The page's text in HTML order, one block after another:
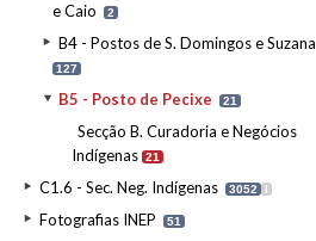
e Caio
2
B4 - Postos de S. Domingos e Suzana
127
B5 - Posto de Pecixe 21
Secção B. Curadoria e Negócios
Indígenas 21
C1.6 - Sec. Neg. Indígenas 3052 I
Fotografias INEP 51